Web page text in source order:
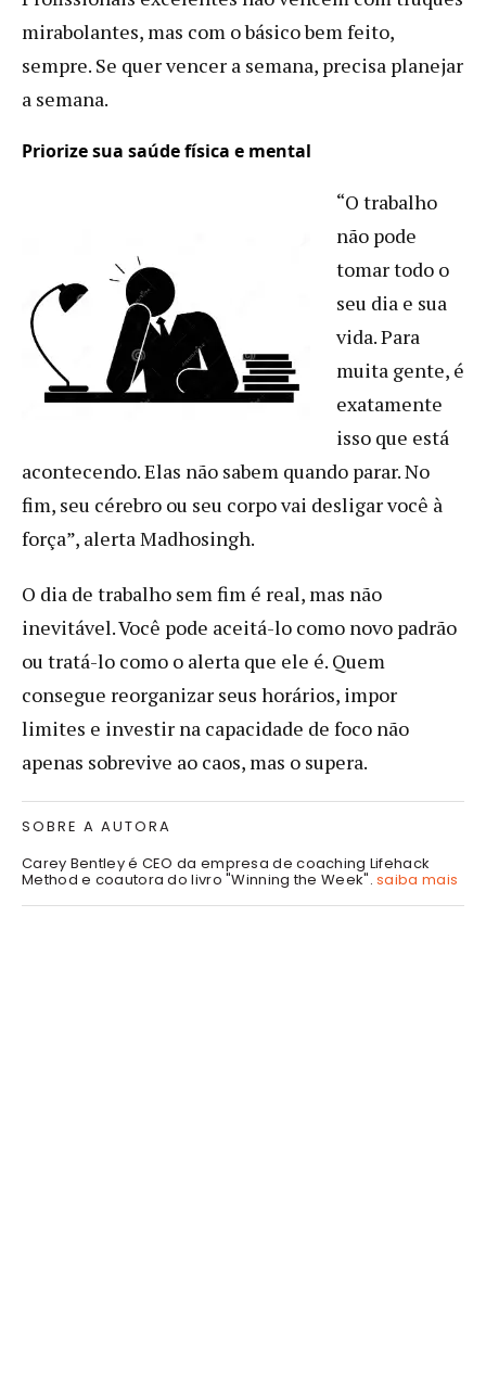
mirabolantes, mas com o básico bem feito,
sempre. Se quer vencer a semana, precisa planejar
a semana.
Priorize sua saúde física e mental
“O trabalho
não pode
tomar todo o
seu dia e sua
vida. Para
muita gente, é
exatamente
isso que está
acontecendo. Elas não sabem quando parar. No
fim, seu cérebro ou seu corpo vai desligar você à
força”, alerta Madhosingh.
O dia de trabalho sem fim é real, mas não
inevitável. Você pode aceitá-lo como novo padrão
ou tratá-lo como o alerta que ele é. Quem
consegue reorganizar seus horários, impor
limites e investir na capacidade de foco não
apenas sobrevive ao caos, mas o supera.
SOBRE A AUTORA
Carey Bentley é CEO da empresa de coaching Lifehack
Method e coautora do livro "Winning the Week".saiba mais